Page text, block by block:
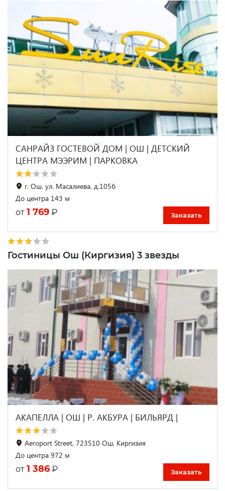
САНРАЙЗ ГОСТЕВОЙ ДОМ | ОШ | ДЕТСКИЙ
ЦЕНТРА МЭЭРИМ | ПАРКОВКА
г. Ош, ул. Масалиева, д.105б
До центра 143 м
от 1 769 ₽ Заказать
Гостиницы Ош (Киргизия) 3 звезды
АКАПЕЛЛА | ОШ | Р. АКБУРА | БИЛЬЯРД |
Aeroport Street, 723510 Ош, Киргизия
До центра 972 м
от 1 386 ₽ Заказать